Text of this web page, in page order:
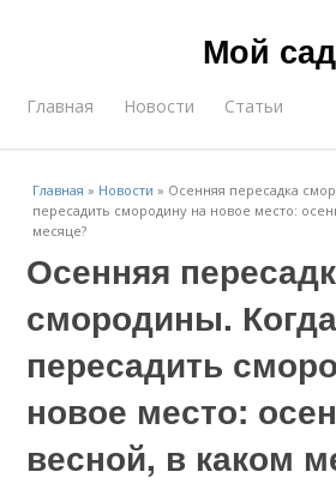
Мой сад
Главная Новости Статьи
Главная » Новости » Осенняя пересадка
пересадить смородину на новое место:
месяце?
Осенняя
смородины.
пересадить
новое место:
весной, в каком